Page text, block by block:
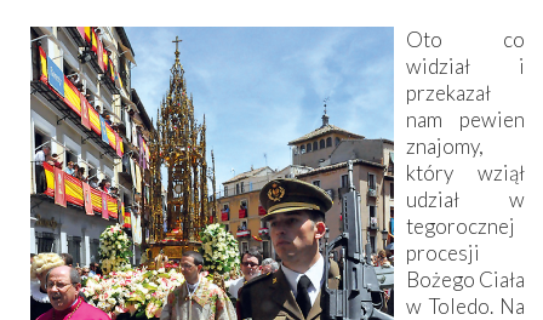
Oto co
widział i
przekazał
nam pewien
znajomy,
który wziął
udział w
tegorocznej
procesji
Bożego Ciała
w Toledo. Na